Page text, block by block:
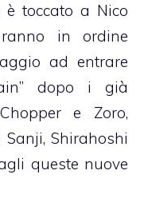
è toccato a Nico
in ordine
ad entrare
dopo i già
e Zoro,
Shirahoshi
queste nuove